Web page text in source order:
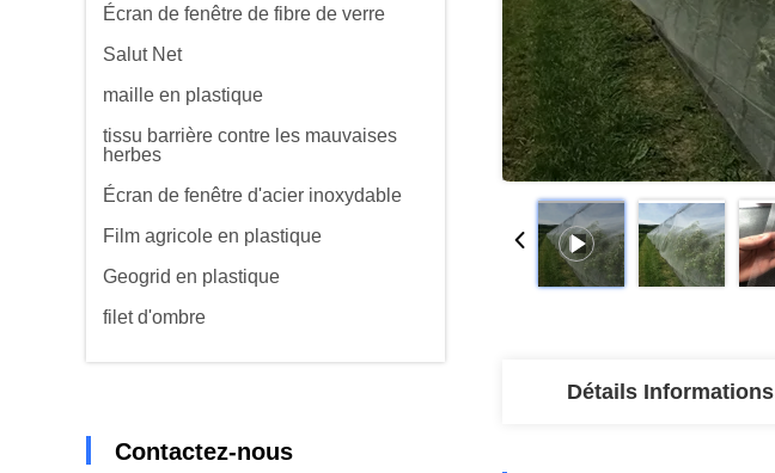
Écran de fenêtre de fibre de verre
Salut Net
maille en plastique
tissu barrière contre les mauvaises
herbes
Écran de fenêtre d'acier inoxydable
Film agricole en plastique
Geogrid en plastique
filet d'ombre
Contactez-nous
Détails Informations